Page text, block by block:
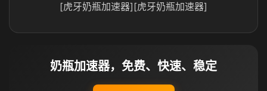
[虎牙奶瓶加速器][虎牙奶瓶加速器]
奶瓶加速器，免费、快速、稳定